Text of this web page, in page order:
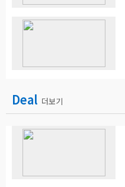
Deal 더보기